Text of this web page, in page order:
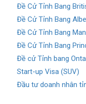
Đề Cử Tỉnh Bang
Đề Cử Tỉnh Bang
Đề Cử Tỉnh Bang
Đề Cử Tỉnh Bang
Đề cử Tỉnh bang
Start-up Visa (SUV)
Đầu tư doanh nhân